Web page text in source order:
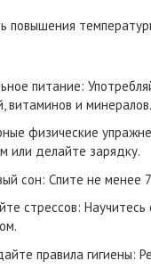
повышения
питание:
витаминов и минералов.
физические
или делайте зарядку.
сон: Спите не менее
стрессов: Научитесь
правила гигиены: